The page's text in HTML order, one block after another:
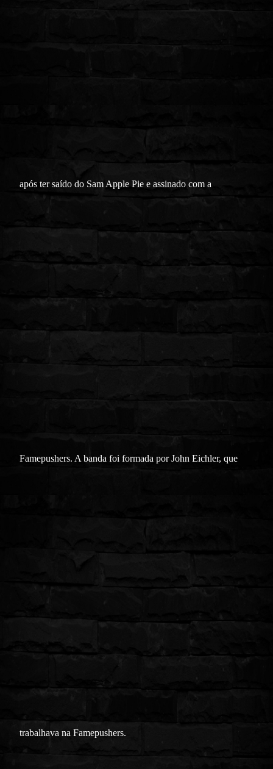
após ter saído do Sam Apple Pie e assinado com a
Famepushers. A banda foi formada por John Eichler, que
trabalhava na Famepushers.